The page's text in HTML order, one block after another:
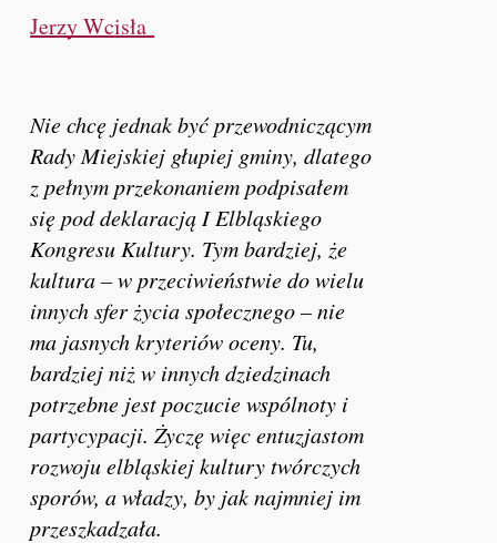
Jerzy Wcisła
Nie chcę jednak być przewodniczącym
Rady Miejskiej głupiej gminy, dlatego
z pełnym przekonaniem podpisałem
się pod deklaracją I Elbląskiego
Kongresu Kultury. Tym bardziej, że
kultura – w przeciwieństwie do wielu
innych sfer życia społecznego – nie
ma jasnych kryteriów oceny. Tu,
bardziej niż w innych dziedzinach
potrzebne jest poczucie wspólnoty i
partycypacji. Życzę więc entuzjastom
rozwoju elbląskiej kultury twórczych
sporów, a władzy, by jak najmniej im
przeszkadzała.